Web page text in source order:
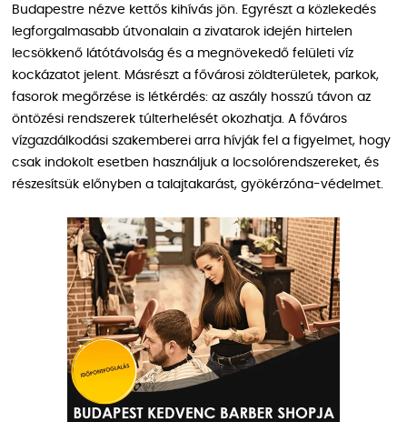
Budapestre nézve kettős kihívás jön. Egyrészt a közlekedés
legforgalmasabb útvonalain a zivatarok idején hirtelen
lecsökkenő látótávolság és a megnövekedő felületi víz
kockázatot jelent. Másrészt a fővárosi zöldterületek, parkok,
fasorok megőrzése is létkérdés: az aszály hosszú távon az
öntözési rendszerek túlterhelését okozhatja. A főváros
vízgazdálkodási szakemberei arra hívják fel a figyelmet, hogy
csak indokolt esetben használjuk a locsolórendszereket, és
részesítsük előnyben a talajtakarást, gyökérzóna-védelmet.